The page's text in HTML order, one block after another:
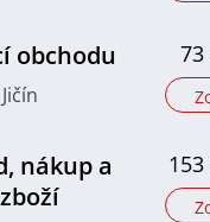
obchodu
nákup a